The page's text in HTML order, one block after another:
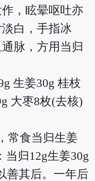
，眩晕呕吐亦
白，手指冰
脉，方用当归
生姜30g 桂枝
大枣8枚(去核)
常食当归生姜
当归12g生姜30g
善其后。一年后